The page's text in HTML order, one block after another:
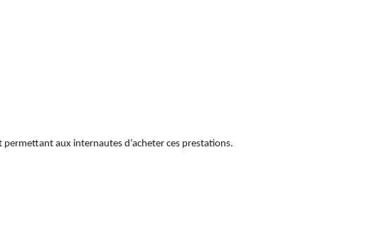
aux internautes d’acheter ces prestations.